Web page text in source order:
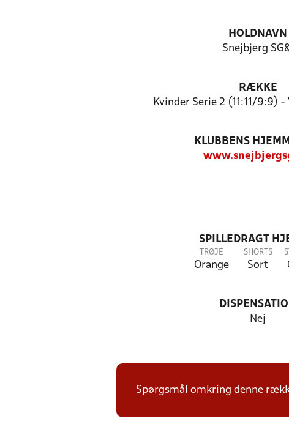
HOLDNAVN
Snejbjerg
RÆKKE
Kvinder Serie 2 (11:11/9:9)
KLUBBENS
SPILLEDRAGT
TRØJE
Orange
SHORTS
Sort
Nej
Spørgsmål omkring denne